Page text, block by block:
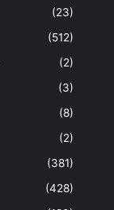
(23)
(512)
(2)
(3)
(8)
(2)
(381)
(428)